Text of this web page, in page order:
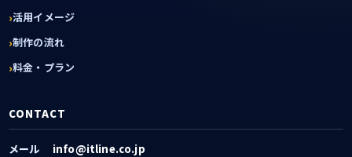
活用イメージ
制作の流れ
料金・プラン
CONTACT
メール
info@itline.co.jp